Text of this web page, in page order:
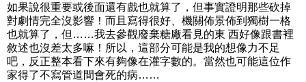
如果說很重要或後面還有戲也就算了，但事實證明那些砍掉
對劇情完全沒影響！而且寫得很好、機關佈景佈到獨樹一格
也就算了，但……我去參觀廢棄糖廠看見的東 西好像跟書裡
敘述也沒差太多嘛！所以，這部分可能是我的想像力不足
吧，反正整本看下來有夠像在灌字數的。當然也可能這位作
家得了不寫管道間會死的病……